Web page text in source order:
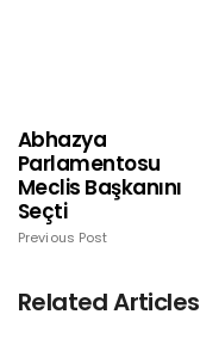
Abhazya
Parlamentosu
Meclis Başkanını
Seçti
Previous Post
Related Articles